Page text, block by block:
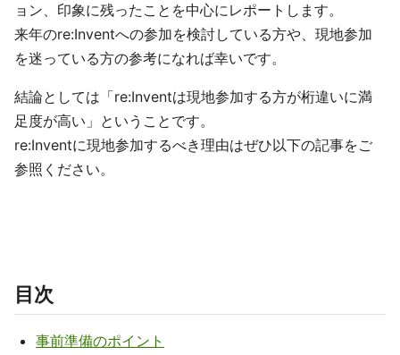
ョン、印象に残ったことを中心にレポートします。
来年のre:Inventへの参加を検討している方や、現地参加
を迷っている方の参考になれば幸いです。
結論としては「re:Inventは現地参加する方が桁違いに満
足度が高い」ということです。
re:Inventに現地参加するべき理由はぜひ以下の記事をご
参照ください。
目次
事前準備のポイント